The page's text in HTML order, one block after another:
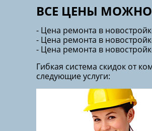
ВСЕ ЦЕНЫ МОЖНО
- Цена ремонта в
- Цена ремонта в
- Цена ремонта в
Гибкая система скидок от
следующие услуги: